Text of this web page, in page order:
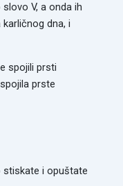
V, a onda ih
dna, i
spojili prsti
prste
stiskate i opuštate